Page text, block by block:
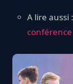
A lire aussi :